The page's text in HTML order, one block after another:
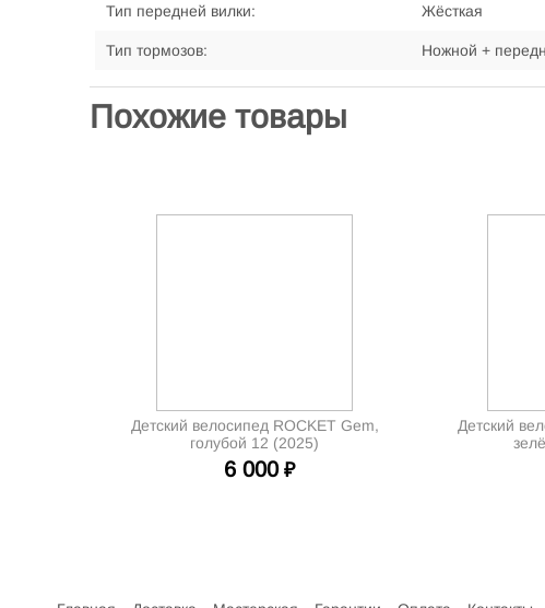
Тип передней вилки: Жёсткая
Тип тормозов: Ножной +
Похожие товары
Детский велосипед ROCKET Gem,
голубой 12 (2025)
6 000 ₽
Детский